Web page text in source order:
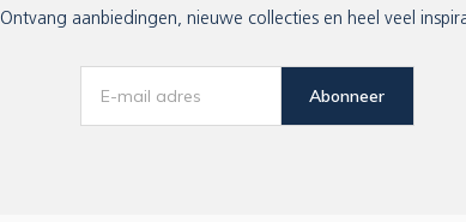
Ontvang aanbiedingen, nieuwe collecties en heel veel
Abonneer